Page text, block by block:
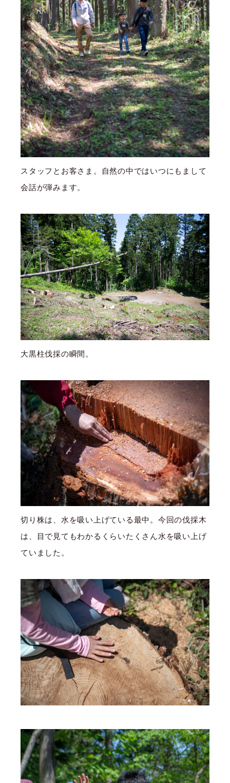
スタッフとお客さま。自然の中ではいつにもまして
会話が弾みます。
大黒柱伐採の瞬間。
切り株は、水を吸い上げている最中。今回の伐採木
は、目で見てもわかるくらいたくさん水を吸い上げ
ていました。